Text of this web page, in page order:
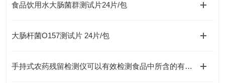
食品饮用水大肠菌群测试片24片/包
大肠杆菌O157测试片 24片/包
手持式农药残留检测仪可以有效检测食品中所含的有害物质